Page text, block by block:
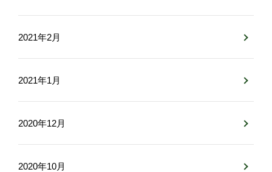
2021年2月
2021年1月
2020年12月
2020年10月